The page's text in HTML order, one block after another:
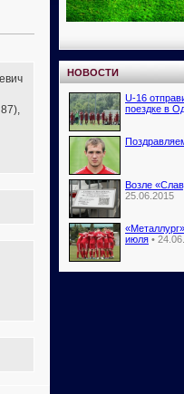
НОВОСТИ
U-16
поездке в
Возле
25.06.2015
июля •